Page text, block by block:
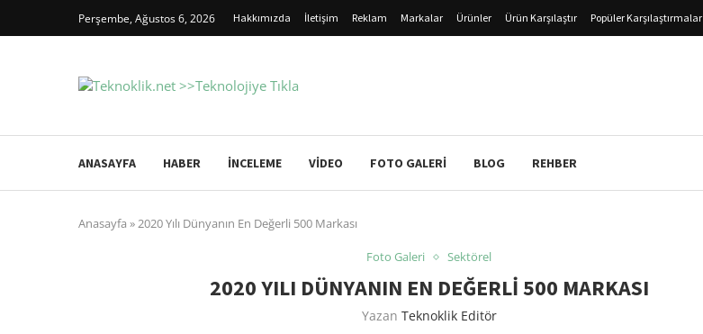
Perşembe, Ağustos 6, 2026 Hakkımızda İletişim Reklam Markalar Ürünler Ürün Karşılaştır Popüler Karşılaştırmalar
ANASAYFA HABER İNCELEME VIDEO FOTO GALERI BLOG REHBER
Anasayfa »2020 Yılı Dünyanın En Değerli 500 Markası
Foto Galeri Sektörel
2020 YILI DÜNYANIN EN DEĞERLI 500 MARKASI
Yazan Teknoklik Editör